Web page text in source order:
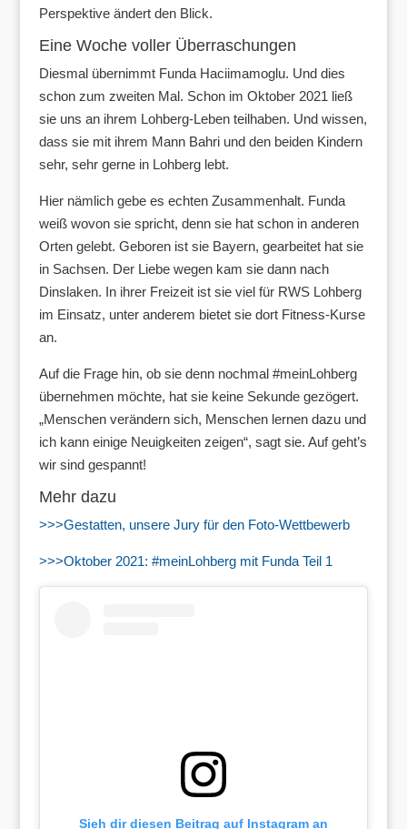
Perspektive ändert den Blick.
Eine Woche voller Überraschungen
Diesmal übernimmt Funda Haciimamoglu. Und dies
schon zum zweiten Mal. Schon im Oktober 2021 ließ
sie uns an ihrem Lohberg-Leben teilhaben. Und wissen,
dass sie mit ihrem Mann Bahri und den beiden Kindern
sehr, sehr gerne in Lohberg lebt.
Hier nämlich gebe es echten Zusammenhalt. Funda
weiß wovon sie spricht, denn sie hat schon in anderen
Orten gelebt. Geboren ist sie Bayern, gearbeitet hat sie
in Sachsen. Der Liebe wegen kam sie dann nach
Dinslaken. In ihrer Freizeit ist sie viel für RWS Lohberg
im Einsatz, unter anderem bietet sie dort Fitness-Kurse
an.
Auf die Frage hin, ob sie denn nochmal #meinLohberg
übernehmen möchte, hat sie keine Sekunde gezögert.
„Menschen verändern sich, Menschen lernen dazu und
ich kann einige Neuigkeiten zeigen“, sagt sie. Auf geht’s
wir sind gespannt!
Mehr dazu
>>>Gestatten, unsere Jury für den Foto-Wettbewerb
>>>Oktober 2021: #meinLohberg mit Funda Teil 1
Sieh dir diesen Beitrag auf Instagram an